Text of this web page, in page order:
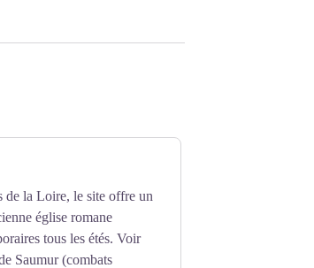
de la Loire, le site offre un
église romane
tous les étés. Voir
Saumur (combats